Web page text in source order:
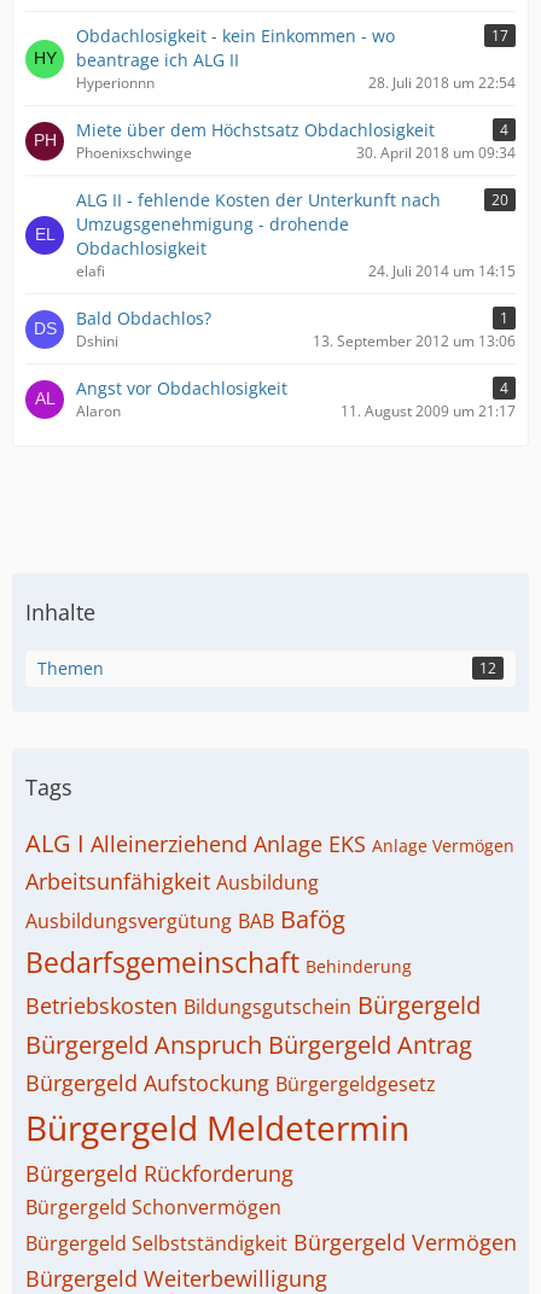
Obdachlosigkeit - kein Einkommen - wo
beantrage ich ALG II
17
Hyperionnn 28. Juli 2018 um 22:54
Miete über dem Höchstsatz Obdachlosigkeit
4
Phoenixschwinge
30. April 2018 um 09:34
ALG II - fehlende Kosten der Unterkunft nach
Umzugsgenehmigung - drohende
Obdachlosigkeit
20
elafi 24. Juli 2014 um 14:15
Bald Obdachlos?
1
Dshini
13. September 2012 um 13:06
Angst vor Obdachlosigkeit
4
Alaron
11. August 2009 um 21:17
Inhalte
Themen 12
Tags
ALG I Alleinerziehend Anlage EKS Anlage Vermögen
Arbeitsunfähigkeit Ausbildung
Ausbildungsvergütung BAB Bafög
Bedarfsgemeinschaft Behinderung
Betriebskosten Bildungsgutschein Bürgergeld
Bürgergeld Anspruch Bürgergeld Antrag
Bürgergeld Aufstockung Bürgergeldgesetz
Bürgergeld Meldetermin
Bürgergeld Rückforderung
Bürgergeld Schonvermögen
Bürgergeld Selbstständigkeit Bürgergeld Vermögen
Bürgergeld Weiterbewilligung